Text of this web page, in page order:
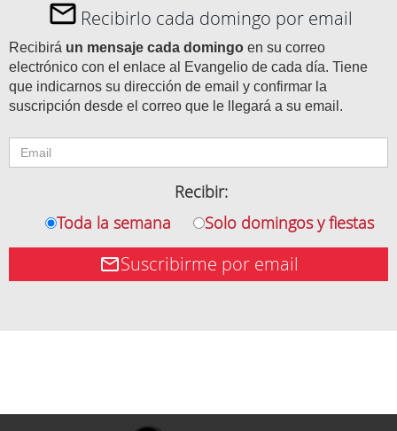
Recibirlo cada domingo por email
Recibirá un mensaje cada domingo en su correo
electrónico con el enlace al Evangelio de cada día. Tiene
que indicarnos su dirección de email y confirmar la
suscripción desde el correo que le llegará a su email.
Recibir:
Toda la semana
Solo domingos y fiestas
Suscribirme por email